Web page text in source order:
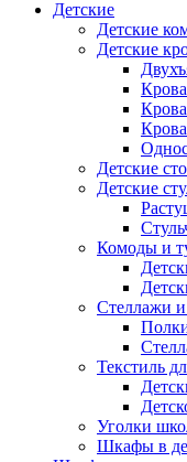
Детские
Детские
Детские
Детские
Детские
Комоды и
Стеллажи
Текстиль
Уголки
Шкафы в